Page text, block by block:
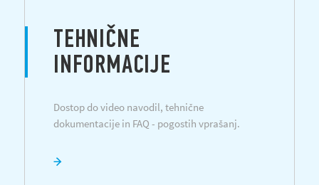
TEHNIČNE
INFORMACIJE
Dostop do video navodil, tehnične
dokumentacije in FAQ - pogostih vprašanj.